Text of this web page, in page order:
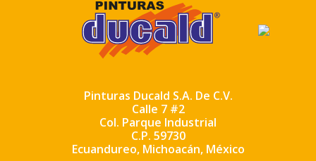
Pinturas Ducald S.A. De C.V.
Calle 7 #2
Col. Parque Industrial
C.P. 59730
Ecuandureo, Michoacán, México